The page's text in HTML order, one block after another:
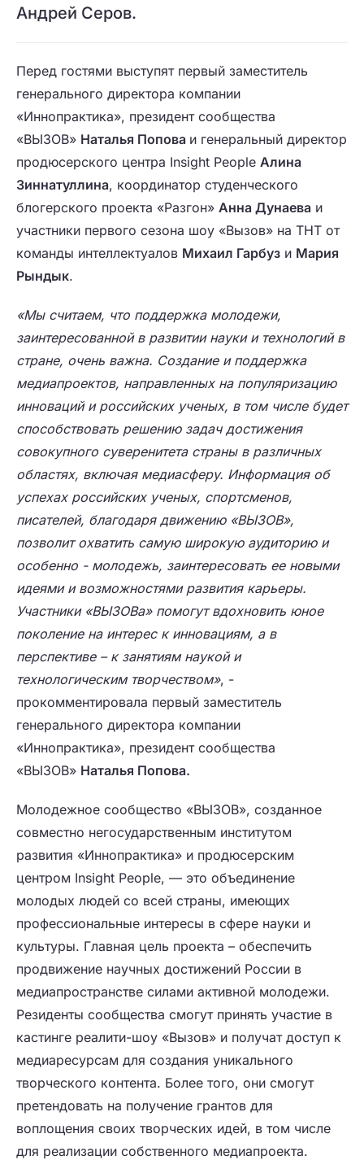
Андрей Серов.
Перед гостями выступят первый заместитель
генерального директора компании
«Иннопрактика», президент сообщества
«ВЫЗОВ» Наталья Попова и генеральный директор
продюсерского центра Insight People Алина
Зиннатуллина, координатор студенческого
блогерского проекта «Разгон» Анна Дунаева и
участники первого сезона шоу «Вызов» на ТНТ от
команды интеллектуалов Михаил Гарбуз и Мария
Рындык.
«Мы считаем, что поддержка молодежи,
заинтересованной в развитии науки и технологий в
стране, очень важна. Создание и поддержка
медиапроектов, направленных на популяризацию
инноваций и российских ученых, в том числе будет
способствовать решению задач достижения
совокупного суверенитета страны в различных
областях, включая медиасферу. Информация об
успехах российских ученых, спортсменов,
писателей, благодаря движению «ВЫЗОВ»,
позволит охватить самую широкую аудиторию и
особенно - молодежь, заинтересовать ее новыми
идеями и возможностями развития карьеры.
Участники «ВЫЗОВа» помогут вдохновить юное
поколение на интерес к инновациям, а в
перспективе – к занятиям наукой и
технологическим творчеством», -
прокомментировала первый заместитель
генерального директора компании
«Иннопрактика», президент сообщества
«ВЫЗОВ» Наталья Попова.
Молодежное сообщество «ВЫЗОВ», созданное
совместно негосударственным институтом
развития «Иннопрактика» и продюсерским
центром Insight People, — это объединение
молодых людей со всей страны, имеющих
профессиональные интересы в сфере науки и
культуры. Главная цель проекта – обеспечить
продвижение научных достижений России в
медиапространстве силами активной молодежи.
Резиденты сообщества смогут принять участие в
кастинге реалити-шоу «Вызов» и получат доступ к
медиаресурсам для создания уникального
творческого контента. Более того, они смогут
претендовать на получение грантов для
воплощения своих творческих идей, в том числе
для реализации собственного медиапроекта.